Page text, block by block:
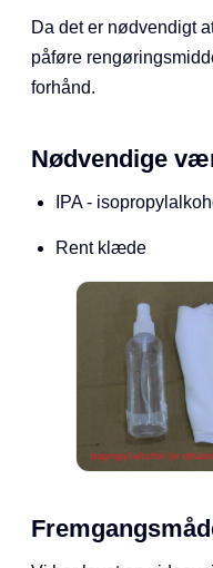
Da det er nødvendigt
påføre
forhånd.
Nødvendige
IPA -
Rent klæde